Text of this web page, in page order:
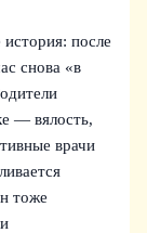
после
снова «в
— вялость,
врачи
тоже